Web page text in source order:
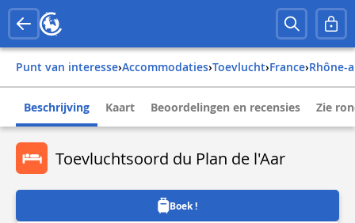
Punt van interesse› Accommodaties› Toevlucht› france› rhône-
Beschrijving Kaart Beoordelingen en recensies Zie
Toevluchtsoord du Plan de l'Aar
Boek !